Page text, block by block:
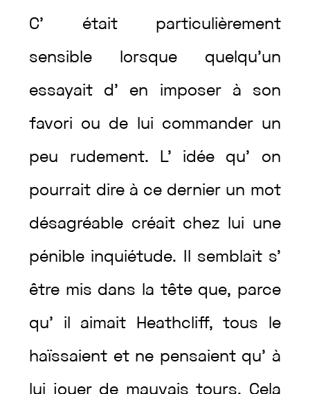
C’ était particulièrement
sensible lorsque quelqu’un
essayait d’ en imposer à son
favori ou de lui commander un
peu rudement. L’ idée qu’ on
pourrait dire à ce dernier un mot
désagréable créait chez lui une
pénible inquiétude. semblait s’
être mis dans la tête que, parce
qu’ il aimait Heathcliff,tous le
haïssaient et ne pensaient qu’ à
lui jouer de mauvaistours. Cela